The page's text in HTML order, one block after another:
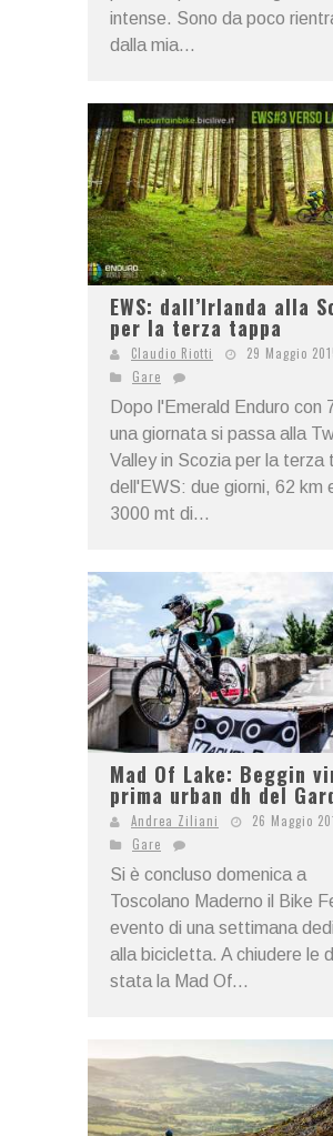
intense. Sono da poco
dalla mia...
EWS: dall’Irlanda alla
per la terza tappa
Claudio Riotti
29 Maggio
Gare
Dopo l'Emerald Enduro con
una giornata si passa alla
Valley in Scozia per la terza
dell'EWS: due giorni, 62 km
3000 mt di...
Mad Of Lake: Beggin
prima urban dh del
Andrea Ziliani
26 Maggio
Gare
Si è concluso domenica a
Toscolano Maderno il Bike
evento di una settimana
alla bicicletta. A chiudere le
stata la Mad Of...